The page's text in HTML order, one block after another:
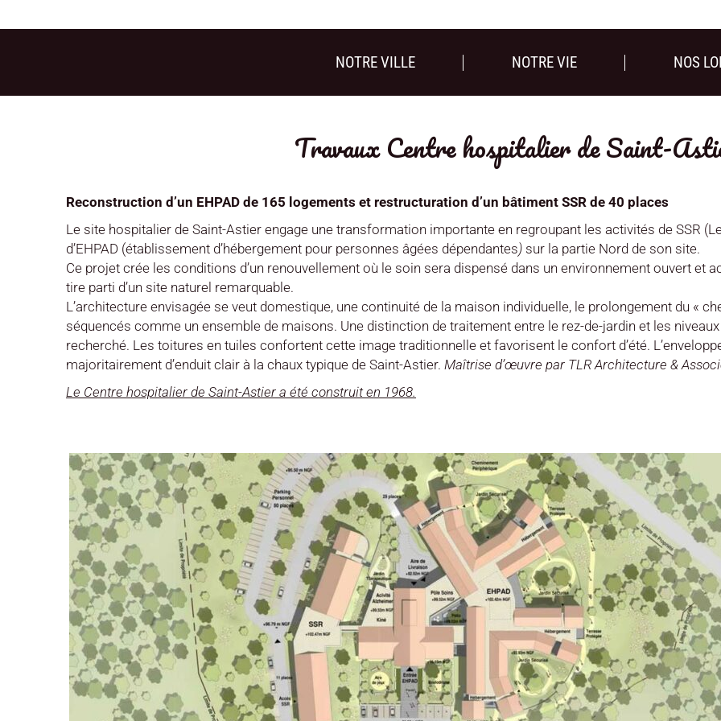
NOTRE VILLE NOTRE VIE NOS
Travaux Centre hospitalier de Saint-
Reconstruction d’un EHPAD de 165 logements et restructuration d’un bâtiment SSR de 40 places
Le site hospitalier de Saint-Astier engage une transformation importante en regroupant les activités de SSR (
d’EHPAD (établissement d’hébergement pour personnes âgées dépendantes) sur la partie Nord de son site.
Ce projet crée les conditions d’un renouvellement où le soin sera dispensé dans un environnement ouvert et
tire parti d’un site naturel remarquable.
L’architecture envisagée se veut domestique, une continuité de la maison individuelle, le prolongement du «
séquencés comme un ensemble de maisons. Une distinction de traitement entre le rez-de-jardin et les
recherché. Les toitures en tuiles confortent cette image traditionnelle et favorisent le confort d’été.
majoritairement d’enduit clair à la chaux typique de Saint-Astier. Maîtrise d’œuvre par TLR Architecture &
Le Centre hospitalier de Saint-Astier a été construit en 1968.